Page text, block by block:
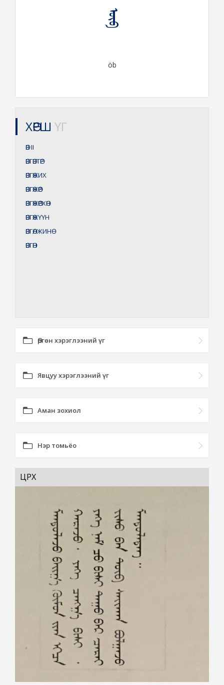
ᠥᠪ
öb
ХӨРШ ҮГ
ӨВII
ӨВГӨВТӨР
ӨВГӨЖИХ
ӨВГӨЖӨӨР
ӨВГӨЖӨӨРХӨН
ӨВГӨЖҮҮН
ӨВГӨЛЖИНӨ
ӨВГӨН
Өргөн хэрэглээний үг
Явцуу хэрэглээний үг
Аман зохиол
Нэр томьёо
ЦӨӨРӨХ